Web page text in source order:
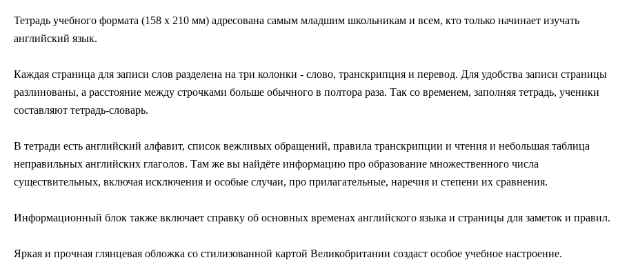
Тетрадь учебного формата (158 х 210 мм) адресована самым младшим школьникам и всем, кто только начинает изучать
английский язык.
Каждая страница для записи слов разделена на три колонки - слово, транскрипция и перевод. Для удобства записи страницы
разлинованы, а расстояние между строчками больше обычного в полтора раза. Так со временем, заполняя тетрадь, ученики
составляют тетрадь-словарь.
В тетради есть английский алфавит, список вежливых обращений, правила транскрипции и чтения и небольшая таблица
неправильных английских глаголов. Там же вы найдёте информацию про образование множественного числа
существительных, включая исключения и особые случаи, про прилагательные, наречия и степени их сравнения.
Информационный блок также включает справку об основных временах английского языка и страницы для заметок и правил.
Яркая и прочная глянцевая обложка со стилизованной картой Великобритании создаст особое учебное настроение.